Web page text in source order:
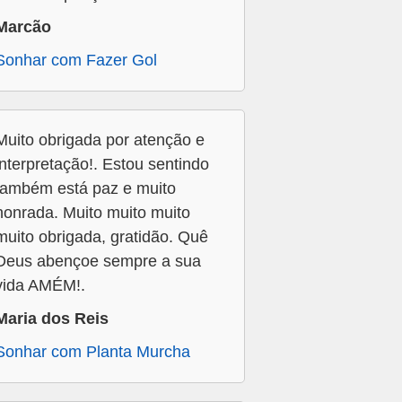
com Fazer Gol
obrigada por atenção e
Estou sentindo
está paz e muito
Muito muito muito
obrigada, gratidão. Quê
abençoe sempre a sua
AMÉM!.
dos Reis
com Planta Murcha